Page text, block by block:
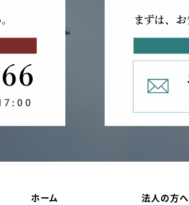
ホーム
法人の方へ